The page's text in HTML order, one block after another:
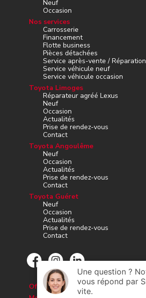
Neuf
Occasion
Nos services
Carrosserie
Financement
Flotte business
Pièces détachées
Service après-vente / Réparation
Service véhicule neuf
Service véhicule occasion
Toyota Limoges
Réparateur agréé Lexus
Neuf
Occasion
Actualités
Prise de rendez-vous
Contact
Toyota Angoulême
Neuf
Occasion
Actualités
Prise de rendez-vous
Contact
Toyota Guéret
Neuf
Occasion
Actualités
Prise de rendez-vous
Contact
Offres d’emploi